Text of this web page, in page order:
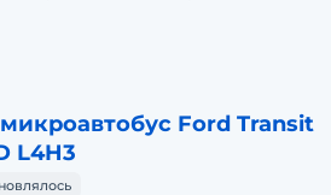
Ford Transit
L4H3